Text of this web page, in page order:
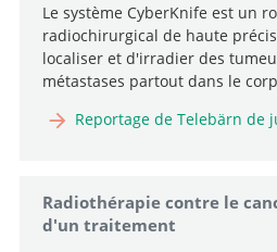
Médecin spécialiste à 40 %, Chef
fonctionnelle
Aller au profil
Aller au profil
Le système CyberKnife est un
radiochirurgical de haute
localiser et d'irradier des
métastases partout dans le
Reportage de Telebärn de
Radiothérapie contre le
d'un traitement